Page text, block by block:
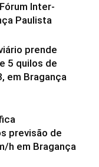
Inter-
Paulista
prende
5 quilos de
em Bragança
previsão de
h em Bragança